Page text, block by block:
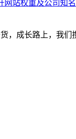
网站权重及公司知
，成长路上，我们